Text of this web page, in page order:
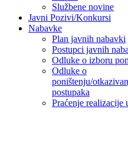
Službene novine
Javni Pozivi/Konkursi
Nabavke
Plan javnih nabavki
Postupci javnih
Odluke o izboru
Odluke o
poništenju/
postupaka
Praćenje realizacije